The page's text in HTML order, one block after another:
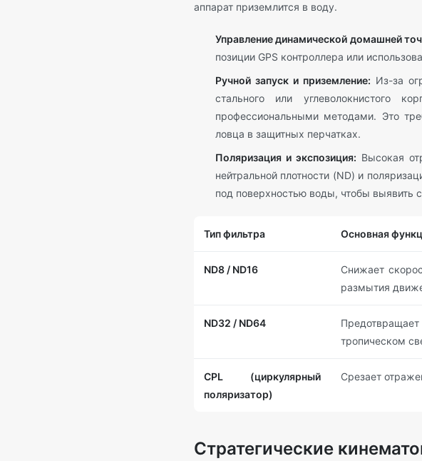
аппарат приземлится в воду.
Управление динамической домашней
позиции GPS контроллера или
Ручной запуск и приземление: Из-за
стального или углеволокнистого
профессиональными методами. Это
ловца в защитных перчатках.
Поляризация и экспозиция: Высокая
нейтральной плотности (ND) и
под поверхностью воды, чтобы выявить
Тип фильтра Основная
ND8 / ND16
Снижает
размытия
ND32 / ND64
тропическом
CPL (циркулярный
поляризатор)
Срезает
Стратегические